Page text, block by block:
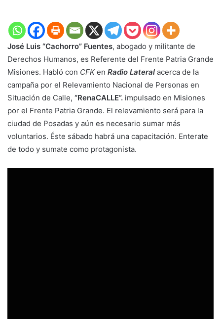
José Luis “Cachorro” Fuentes, abogado y militante de
Derechos Humanos, es Referente del Frente Patria Grande
Misiones. Habló con CFKen Radio Lateral acerca de la
campaña por el Relevamiento Nacional de Personas en
Situación de Calle, “RenaCALLE”. impulsado en Misiones
por el Frente Patria Grande. El relevamiento será para la
ciudad de Posadas y aún es necesario sumar más
voluntarios. Éste sábado habrá una capacitación. Enterate
de todo y sumate como protagonista.